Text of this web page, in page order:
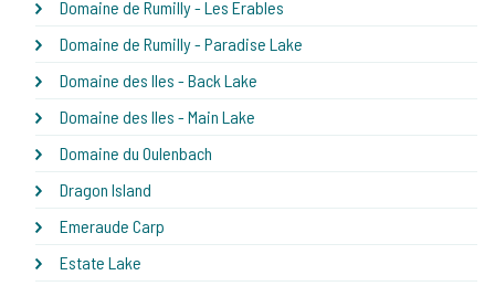
Domaine de Rumilly - Les Erables
Domaine de Rumilly - Paradise Lake
Domaine des Iles - Back Lake
Domaine des Iles - Main Lake
Domaine du Oulenbach
Dragon Island
Emeraude Carp
Estate Lake